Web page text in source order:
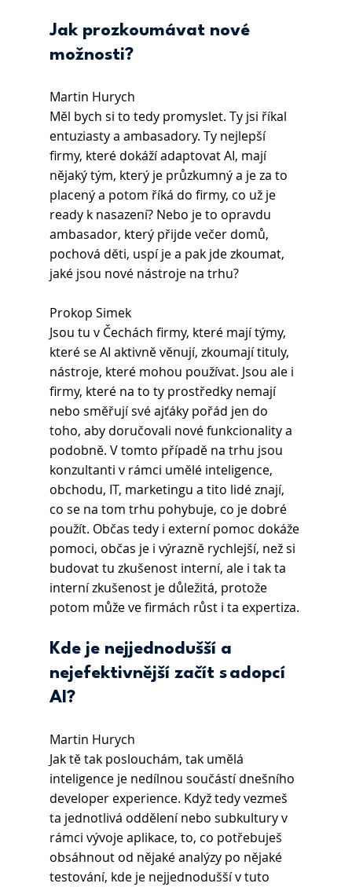
Jak prozkoumávat nové
možnosti?
Martin Hurych
Měl bych si to tedy promyslet. Ty jsi říkal
entuziasty a ambasadory. Ty nejlepší
firmy, které dokáží adaptovat AI, mají
nějaký tým, který je průzkumný a je za to
placený a potom říká do firmy, co už je
ready k nasazení? Nebo je to opravdu
ambasador, který přijde večer domů,
pochová děti, uspí je a pak jde zkoumat,
jaké jsou nové nástroje na trhu?
Prokop Simek
Jsou tu v Čechách firmy, které mají týmy,
které se AI aktivně věnují, zkoumají tituly,
nástroje, které mohou používat. Jsou ale i
firmy, které na to ty prostředky nemají
nebo směřují své ajťáky pořád jen do
toho, aby doručovali nové funkcionality a
podobně. V tomto případě na trhu jsou
konzultanti v rámci umělé inteligence,
obchodu, IT, marketingu a tito lidé znají,
co se na tom trhu pohybuje, co je dobré
použít. Občas tedy i externí pomoc dokáže
pomoci, občas je i výrazně rychlejší, než si
budovat tu zkušenost interní, ale i tak ta
interní zkušenost je důležitá, protože
potom může ve firmách růst i ta expertiza.
Kde je nejjednodušší a
nejefektivnější začít s adopcí
AI?
Martin Hurych
Jak tě tak poslouchám, tak umělá
inteligence je nedílnou součástí dnešního
developer experience. Když tedy vezmeš
ta jednotlivá oddělení nebo subkultury v
rámci vývoje aplikace, to, co potřebuješ
obsáhnout od nějaké analýzy po nějaké
testování, kde je nejjednodušší v tuto